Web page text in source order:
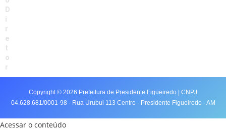
D
i
r
e
t
o
r
Copyright © 2026 Prefeitura de Presidente Figueiredo | CNPJ
04.628.681/0001-98 - Rua Urubui 113 Centro - Presidente Figueiredo - AM
Acessar o conteúdo